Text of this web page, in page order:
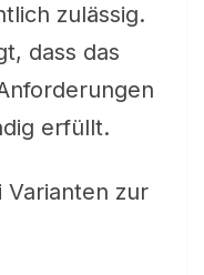
zulässig.
dass das
erfüllt.
Varianten zur